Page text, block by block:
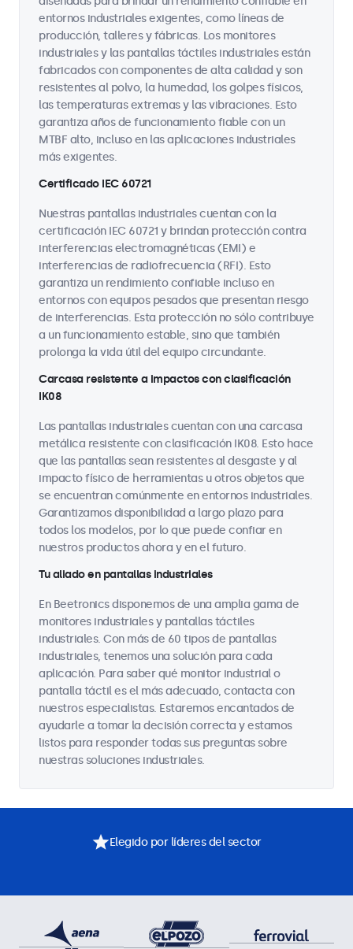
entornos industriales exigentes, como líneas de
producción, talleres y fábricas. Los monitores
industriales y las pantallas táctiles industriales están
fabricados con componentes de alta calidad y son
resistentes al polvo, la humedad, los golpes físicos,
las temperaturas extremas y las vibraciones. Esto
garantiza años de funcionamiento fiable con un
MTBF alto, incluso en las aplicaciones industriales
más exigentes.
Certificado IEC 60721
Nuestras pantallas industriales cuentan con la
certificación IEC 60721 y brindan protección contra
interferencias electromagnéticas (EMI) e
interferencias de radiofrecuencia (RFI). Esto
garantiza un rendimiento confiable incluso en
entornos con equipos pesados que presentan riesgo
de interferencias. Esta protección no sólo contribuye
a un funcionamiento estable, sino que también
prolonga la vida útil del equipo circundante.
Carcasa resistente a impactos con clasificación
IK08
Las pantallas industriales cuentan con una carcasa
metálica resistente con clasificación IK08. Esto hace
que las pantallas sean resistentes al desgaste y al
impacto físico de herramientas u otros objetos que
se encuentran comúnmente en entornos industriales.
Garantizamos disponibilidad a largo plazo para
todos los modelos, por lo que puede confiar en
nuestros productos ahora y en el futuro.
Tu aliado en pantallas industriales
En Beetronics disponemos de una amplia gama de
monitores industriales y pantallas táctiles
industriales. Con más de 60 tipos de pantallas
industriales, tenemos una solución para cada
aplicación. Para saber qué monitor industrial o
pantalla táctil es el más adecuado, contacta con
nuestros especialistas. Estaremos encantados de
ayudarle a tomar la decisión correcta y estamos
listos para responder todas sus preguntas sobre
nuestras soluciones industriales.
Elegido por líderes del sector